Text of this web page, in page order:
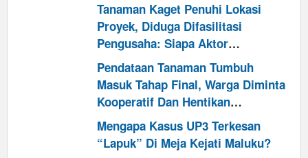
Tanaman Kaget Penuhi Lokasi
Proyek, Diduga Difasilitasi
Pengusaha: Siapa Aktor
Utamanya?
Pendataan Tanaman Tumbuh
Masuk Tahap Final, Warga Diminta
Kooperatif Dan Hentikan
Penambahan Tanaman Dari Luar
Mengapa Kasus UP3 Terkesan
“Lapuk” Di Meja Kejati Maluku?